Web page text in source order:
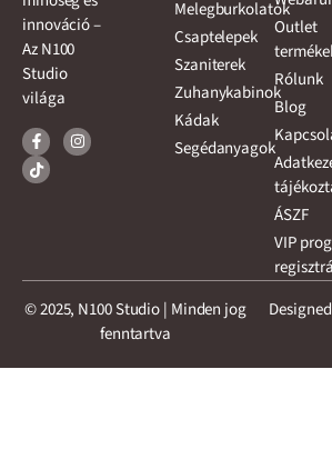
innováció –
Az N100
Studio
világa
Melegburkolatok
Csaptelepek
Szaniterek
Zuhanykabinok
Kádak
Segédanyagok
Outlet
Rólunk
Blog
ÁSZF
VIP
© 2025, N100 Studio | Minden jog
fenntartva